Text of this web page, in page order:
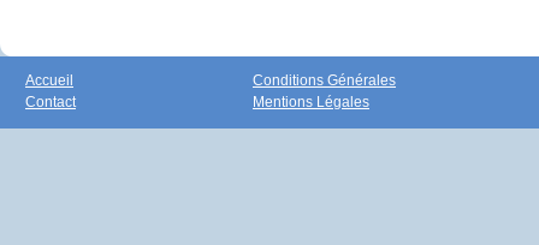
Accueil
Contact
Conditions Générales
Mentions Légales